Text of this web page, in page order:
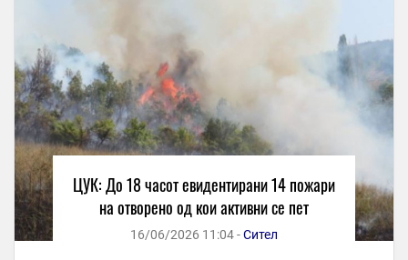
ЦУК: До 18 часот евидентирани 14 пожари
на отворено од кои активни се пет
16/06/2026 11:04 -Сител